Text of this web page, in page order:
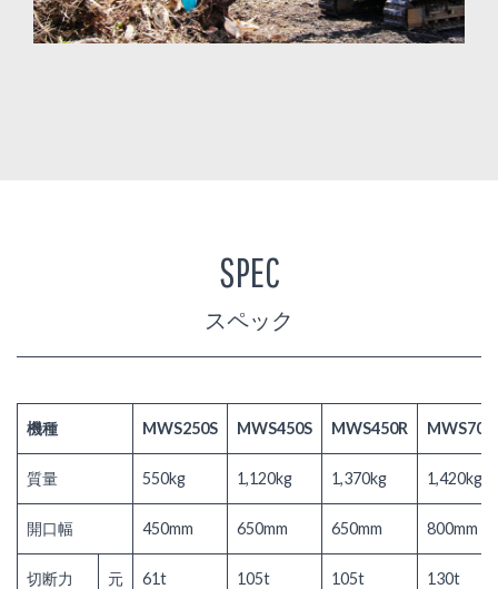
SPEC
スペック
機種 MWS250S MWS450S MWS450R
質量 550kg 1,120kg 1,370kg 1,420kg
開口幅 450mm 650mm 650mm 800mm
切断力
元 61t 105t 105t 130t